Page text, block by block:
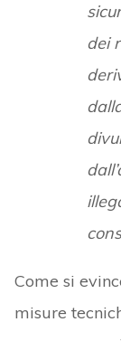
dei
Come si
misure